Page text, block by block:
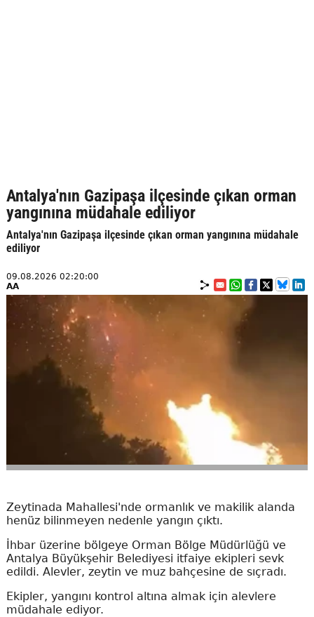
Antalya'nın Gazipaşa ilçesinde çıkan orman
yangınına müdahale ediliyor
Antalya'nın Gazipaşa ilçesinde çıkan orman yangınına müdahale
ediliyor
09.08.2026 02:20:00
AA
Zeytinada Mahallesi'nde ormanlık ve makilik alanda
henüz bilinmeyen nedenle yangın çıktı.
İhbar üzerine bölgeye Orman Bölge Müdürlüğü ve
Antalya Büyükşehir Belediyesi itfaiye ekipleri sevk
edildi. Alevler, zeytin ve muz bahçesine de sıçradı.
Ekipler, yangını kontrol altına almak için alevlere
müdahale ediyor.